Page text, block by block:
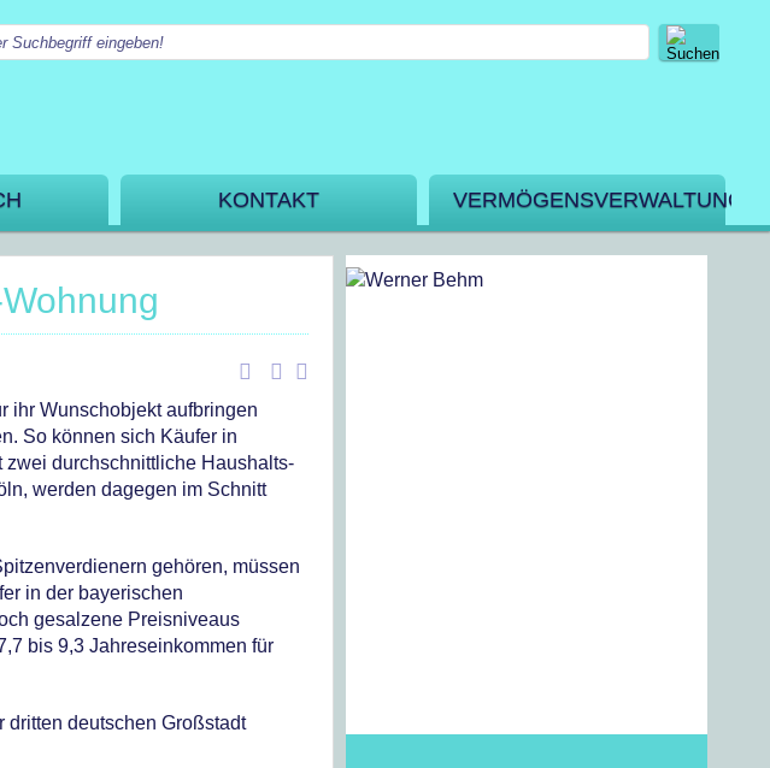
KONTAKT VERMÖGENSVERWALTUNG
ihr Wunschobjekt aufbringen
So können sich Käufer in
durchschnittliche Haushalts-
werden dagegen im Schnitt
gehören, müssen
in der bayerischen
gesalzene Preisniveaus
bis 9,3 Jahreseinkommen für
dritten deutschen Großstadt